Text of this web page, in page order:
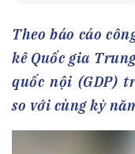
Theo báo cáo
kê Quốc gia
quốc nội (GDP)
so với cùng kỳ